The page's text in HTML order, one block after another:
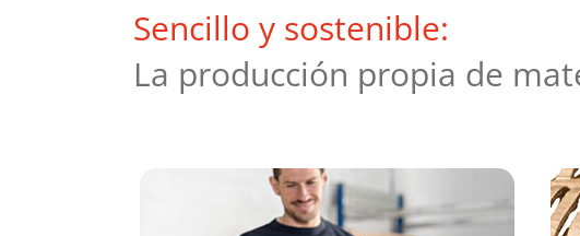
Sencillo y sostenible:
La producción propia de